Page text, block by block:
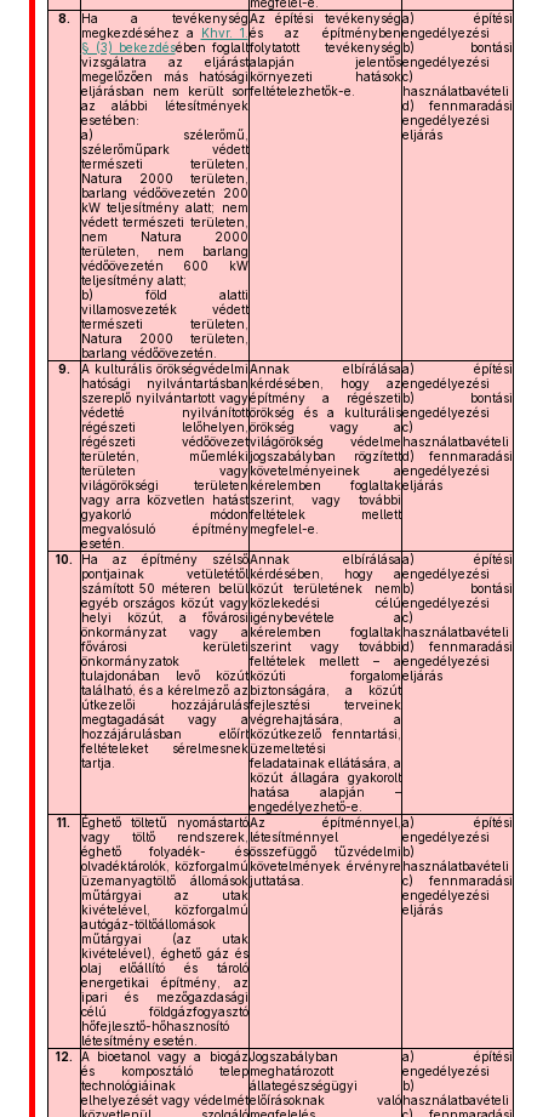
8.
Ha a tevékenység
megkezdéséhez a
Khvr. 1.
§ (3) bekezdésében foglalt
vizsgálatra az eljárást
megelőzően más hatósági
eljárásban nem került sor
az alábbi létesítmények
esetében:
a) szélerőmű,
szélerőműpark védett
természeti területen,
Natura 2000 területen,
barlang védőövezetén 200
kW teljesítmény alatt; nem
védett természeti területen,
nem Natura 2000
területen, nem barlang
védőövezetén 600 kW
teljesítmény alatt;
b) föld alatti
villamosvezeték védett
természeti területen,
Natura 2000 területen,
barlang védőövezetén.
Az építési tevékenység
és az építményben
folytatott tevékenység
alapján jelentős
környezeti hatások
feltételezhetők-e.
a) építési
engedélyezési
b) bontási
engedélyezési
c)
használatbavételi
d) fennmaradási
engedélyezési
eljárás
9.
A kulturális örökségvédelmi
hatósági nyilvántartásban
szereplő nyilvántartott vagy
védetté nyilvánított
régészeti lelőhelyen,
régészeti védőövezet
területén, műemléki
területen vagy
világörökségi területen
vagy arra közvetlen hatást
gyakorló módon
megvalósuló építmény
esetén.
Annak elbírálása
kérdésében, hogy az
építmény a régészeti
örökség és a kulturális
örökség vagy a
világörökség védelme
jogszabályban rögzített
követelményeinek a
kérelemben foglaltak
szerint, vagy további
feltételek mellett
megfelel-e.
a) építési
engedélyezési
b) bontási
engedélyezési
c)
használatbavételi
d) fennmaradási
engedélyezési
eljárás
10.
Ha az építmény szélső
pontjainak vetületétől
számított 50 méteren belül
egyéb országos közút vagy
helyi közút, a fővárosi
önkormányzat vagy a
fővárosi kerületi
önkormányzatok
tulajdonában levő közút
található, és a kérelmező az
útkezelői hozzájárulás
megtagadását vagy a
hozzájárulásban előírt
feltételeket sérelmesnek
tartja.
Annak elbírálása
kérdésében, hogy a
közút területének nem
közlekedési célú
igénybevétele a
kérelemben foglaltak
szerint vagy további
feltételek mellett – a
közúti forgalom
biztonságára, a közút
fejlesztési terveinek
végrehajtására, a
közútkezelő fenntartási,
üzemeltetési
feladatainak ellátására, a
közút állagára gyakorolt
hatása alapján –
engedélyezhető-e.
a) építési
engedélyezési
b) bontási
engedélyezési
c)
használatbavételi
d) fennmaradási
engedélyezési
eljárás
11.
Éghető töltetű nyomástartó
vagy töltő rendszerek,
éghető folyadék- és
olvadéktárolók, közforgalmú
üzemanyagtöltő állomások
műtárgyai az utak
kivételével, közforgalmú
autógáz-töltőállomások
műtárgyai (az utak
kivételével), éghető gáz és
olaj előállító és tároló
energetikai építmény, az
ipari és mezőgazdasági
célú földgázfogyasztó
hőfejlesztő-hőhasznosító
létesítmény esetén.
Az építménnyel,
létesítménnyel
összefüggő tűzvédelmi
követelmények érvényre
juttatása.
a) építési
engedélyezési
b)
használatbavételi
c) fennmaradási
engedélyezési
eljárás
12.
A bioetanol vagy a biogáz
és komposztáló telep
technológiáinak
elhelyezését vagy védelmét
Jogszabályban
meghatározott
állategészségügyi
előírásoknak való
a) építési
engedélyezési
b)
használatbavételi